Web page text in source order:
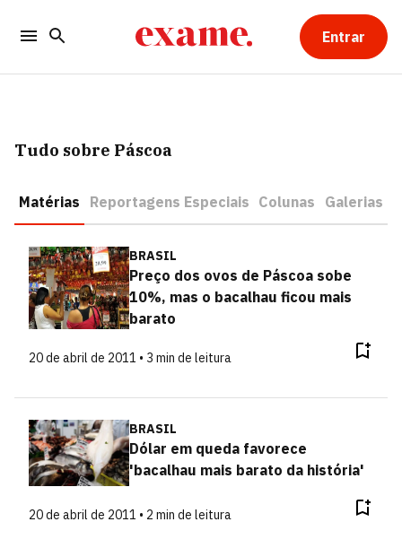
Entrar
Tudo sobre Páscoa
Matérias Reportagens Especiais Colunas Galerias
BRASIL
Preço dos ovos de Páscoa sobe
10%, mas o bacalhau ficou mais
barato
20 de abril de 2011 • 3 min de leitura
BRASIL
Dólar em queda favorece
'bacalhau mais barato da história'
20 de abril de 2011 • 2 min de leitura